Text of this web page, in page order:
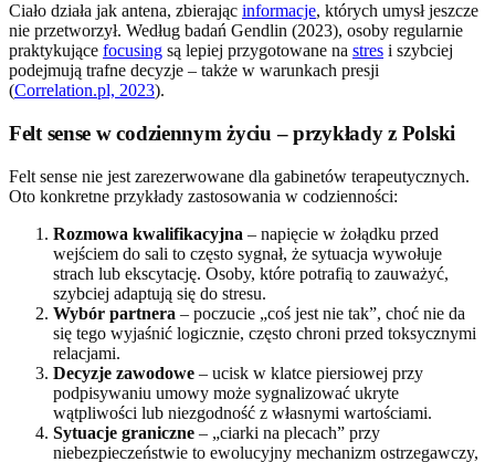
Ciało działa jak antena, zbierając informacje, których umysł jeszcze
nie przetworzył. Według badań Gendlin (2023), osoby regularnie
praktykujące focusing są lepiej przygotowane na stres i szybciej
podejmują trafne decyzje – także w warunkach presji
(Correlation.pl, 2023).
Felt sense w codziennym życiu – przykłady z Polski
Felt sense nie jest zarezerwowane dla gabinetów terapeutycznych.
Oto konkretne przykłady zastosowania w codzienności:
Rozmowa kwalifikacyjna – napięcie w żołądku przed
wejściem do sali to często sygnał, że sytuacja wywołuje
strach lub ekscytację. Osoby, które potrafią to zauważyć,
szybciej adaptują się do stresu.
Wybór partnera – poczucie „coś jest nie tak”, choć nie da
się tego wyjaśnić logicznie, często chroni przed toksycznymi
relacjami.
Decyzje zawodowe – ucisk w klatce piersiowej przy
podpisywaniu umowy może sygnalizować ukryte
wątpliwości lub niezgodność z własnymi wartościami.
Sytuacje graniczne – „ciarki na plecach” przy
niebezpieczeństwie to ewolucyjny mechanizm ostrzegawczy,